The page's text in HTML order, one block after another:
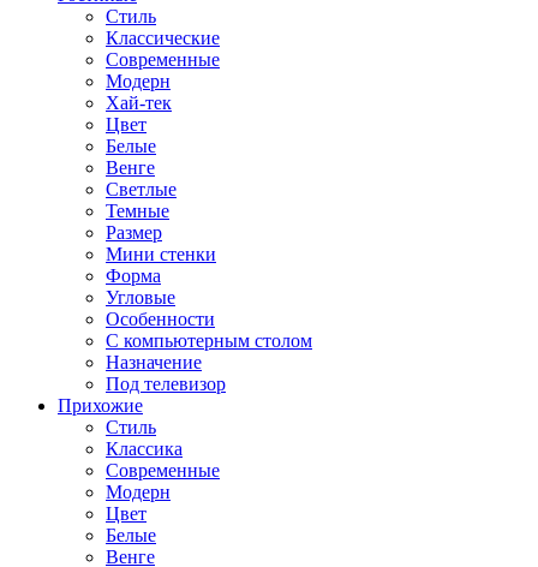
Стиль
Классические
Современные
Модерн
Хай-тек
Цвет
Белые
Венге
Светлые
Темные
Размер
Мини стенки
Форма
Угловые
Особенности
С компьютерным столом
Назначение
Под телевизор
Прихожие
Стиль
Классика
Современные
Модерн
Цвет
Белые
Венге